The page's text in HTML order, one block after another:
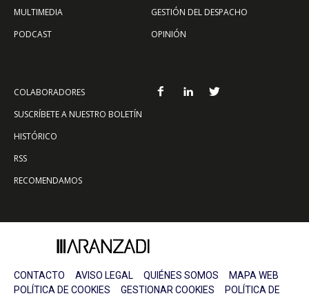
MULTIMEDIA
PODCAST
GESTIÓN DEL DESPACHO
OPINIÓN
COLABORADORES
SUSCRÍBETE A NUESTRO BOLETÍN
HISTÓRICO
RSS
RECOMENDAMOS
CONTACTO AVISO LEGAL QUIÉNES SOMOS
MAPA WEB
POLÍTICA DE COOKIES
GESTIONAR COOKIES POLÍTICA DE